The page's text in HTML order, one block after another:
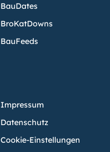
BauDates
BroKatDowns
BauFeeds
Impressum
Datenschutz
Cookie-Einstellungen